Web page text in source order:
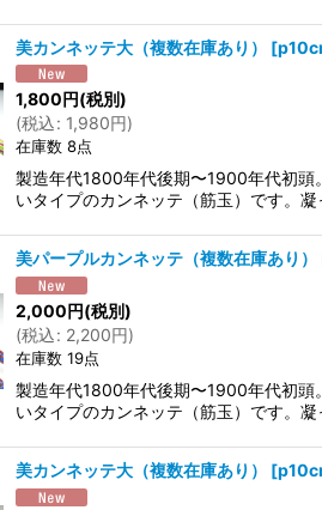
美カンネッテ大（複数在庫あり） [
1,800円(税別)
(税込: 1,980円)
在庫数 8点
製造年代1800年代後期〜1900年代初頭
いタイプのカンネッテ（筋玉）です。
美パープルカンネッテ（複数在庫あり）
2,000円(税別)
(税込: 2,200円)
在庫数 19点
製造年代1800年代後期〜1900年代初頭
いタイプのカンネッテ（筋玉）です。
美カンネッテ大（複数在庫あり） [